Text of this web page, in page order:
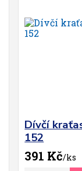
Dívčí
152
391 Kč/ks